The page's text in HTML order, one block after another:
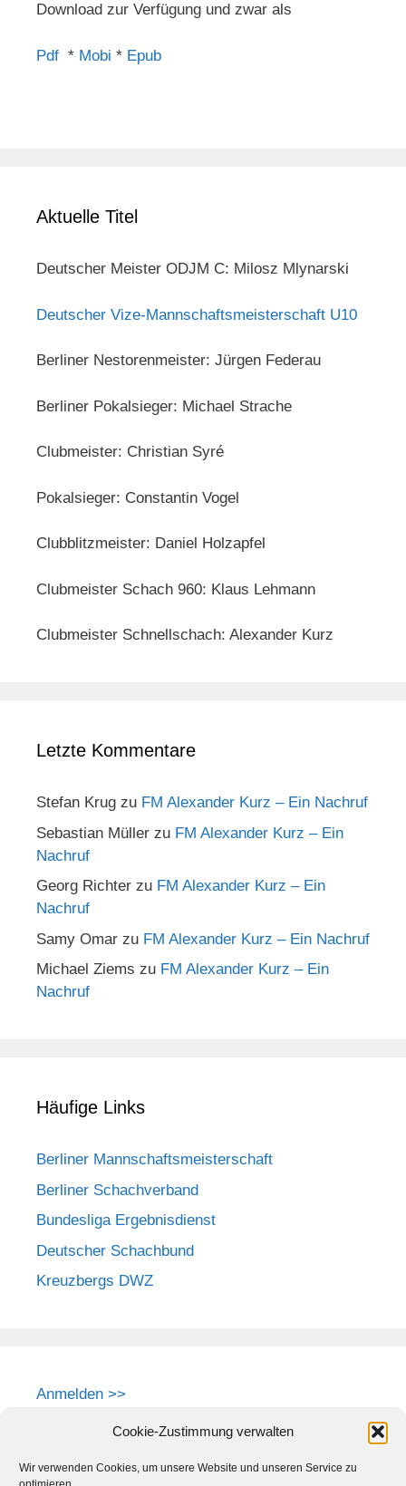
Cookie-Zustimmung verwalten
Wir verwenden Cookies, um unsere Website und unseren Service zu
Download zur Verfügung und zwar als
Pdf * Mobi * Epub
Aktuelle Titel
Deutscher Meister ODJM C: Milosz Mlynarski
Deutscher Vize-Mannschaftsmeisterschaft U10
Berliner Nestorenmeister: Jürgen Federau
Berliner Pokalsieger: Michael Strache
Clubmeister: Christian Syré
Pokalsieger: Constantin Vogel
Clubblitzmeister: Daniel Holzapfel
Clubmeister Schach 960: Klaus Lehmann
Clubmeister Schnellschach: Alexander Kurz
Letzte Kommentare
Stefan Krug zu FM Alexander Kurz – Ein Nachruf
Sebastian Müller zu FM Alexander Kurz – Ein
Nachruf
Georg Richter zu FM Alexander Kurz – Ein
Nachruf
Samy Omar zu FM Alexander Kurz – Ein Nachruf
Michael Ziems zu FM Alexander Kurz – Ein
Nachruf
Häufige Links
Berliner Mannschaftsmeisterschaft
Berliner Schachverband
Bundesliga Ergebnisdienst
Deutscher Schachbund
Kreuzbergs DWZ
Anmelden >>